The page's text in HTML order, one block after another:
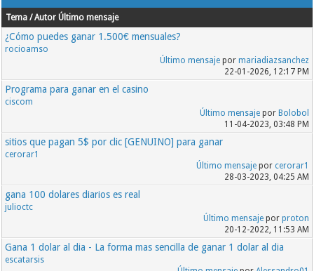
Tema / Autor Último mensaje
¿Cómo puedes ganar 1.500€ mensuales?
rocioamso
Último mensajepor mariadiazsanchez
22-01-2026, 12:17 PM
Programa para ganar en el casino
ciscom
Último mensajepor Bolobol
11-04-2023, 03:48 PM
sitios que pagan 5$ por clic [GENUINO] para ganar
cerorar1
Último mensajepor cerorar1
28-03-2023, 04:25 AM
gana 100 dolares diarios es real
julioctc
Último mensajepor proton
20-12-2022, 11:53 AM
Gana 1 dolar al dia - La forma mas sencilla de ganar 1 dolar al dia
escatarsis